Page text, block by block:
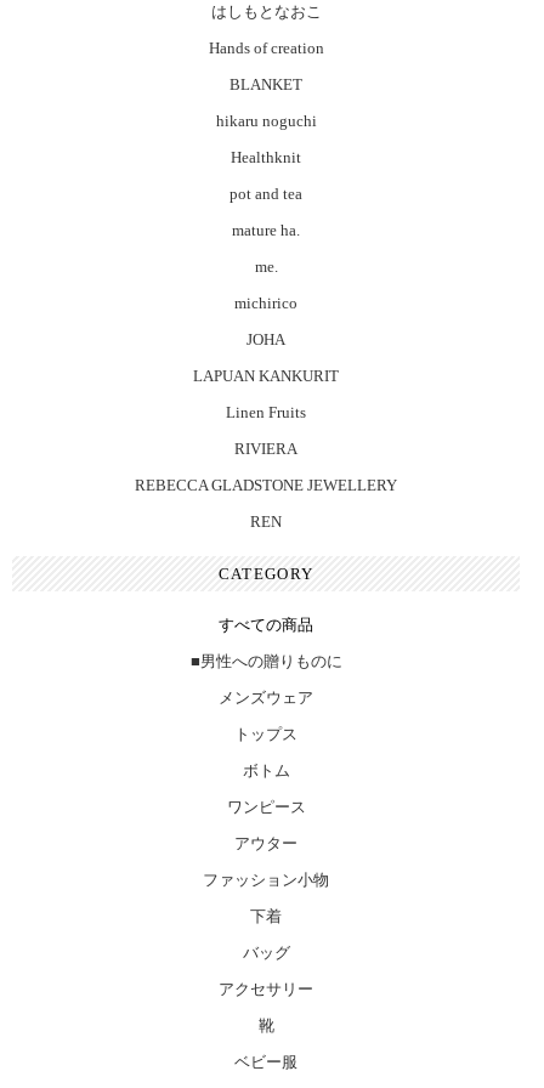
はしもとなおこ
Hands of creation
BLANKET
hikaru noguchi
Healthknit
pot and tea
mature ha.
me.
michirico
JOHA
LAPUAN KANKURIT
Linen Fruits
RIVIERA
REBECCA GLADSTONE JEWELLERY
REN
CATEGORY
すべての商品
■男性への贈りものに
メンズウェア
トップス
ボトム
ワンピース
アウター
ファッション小物
下着
バッグ
アクセサリー
靴
ベビー服